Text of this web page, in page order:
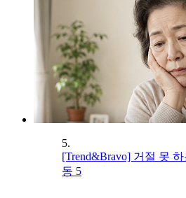
5.
[Trend&Bravo] 거절 못
동 5